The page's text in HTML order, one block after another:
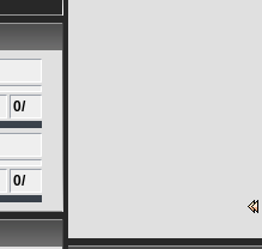
0/
0/